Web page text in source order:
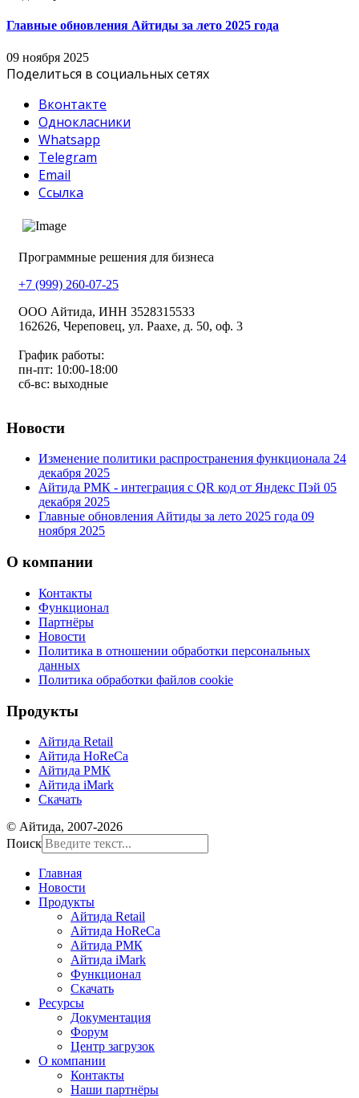
Главные обновления Айтиды за лето 2025 года
09 ноября 2025
Поделиться в социальных сетях
Вконтакте
Однокласники
Whatsapp
Telegram
Email
Ссылка
Программные решения для бизнеса
+7 (999) 260-07-25
ООО Айтида, ИНН 3528315533
162626, Череповец, ул. Раахе, д. 50, оф. 3
График работы:
пн-пт: 10:00-18:00
сб-вс: выходные
Новости
Изменение политики распространения функционала 24
декабря 2025
Айтида РМК - интеграция с QR код от Яндекс Пэй 05
декабря 2025
Главные обновления Айтиды за лето 2025 года 09
ноября 2025
О компании
Контакты
Функционал
Партнёры
Новости
Политика в отношении обработки персональных
данных
Политика обработки файлов cookie
Продукты
Айтида Retail
Айтида HoReCa
Айтида РМК
Айтида iMark
Скачать
© Айтида, 2007-2026
Поиск
Главная
Новости
Продукты
Айтида Retail
Айтида HoReCa
Айтида РМК
Айтида iMark
Функционал
Скачать
Ресурсы
Документация
Форум
Центр загрузок
О компании
Контакты
Наши партнёры